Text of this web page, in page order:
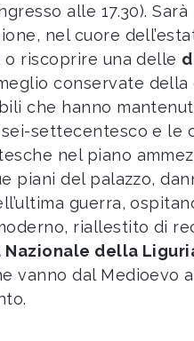
alle 17.30). Sarà
nel cuore
o riscoprire una delle
conservate della
che hanno
settecentesco e le
nel piano
piani del palazzo,
guerra,
riallestito di
Nazionale della
vanno dal Medioevo